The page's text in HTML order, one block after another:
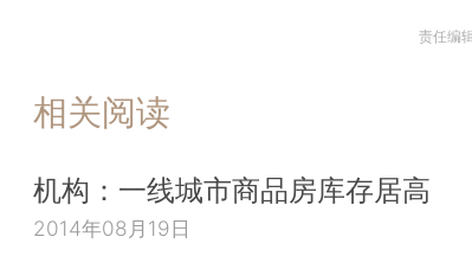
责任编
相关阅读
机构：一线城市商品房库存居高
2014年08月19日